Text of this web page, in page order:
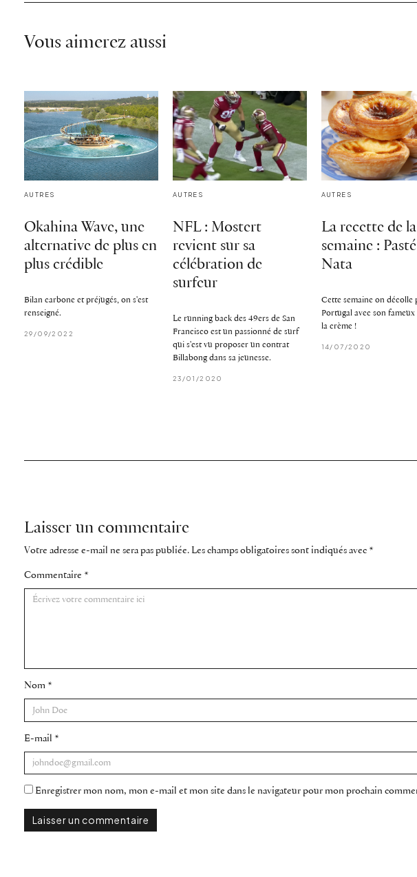
Vous aimerez aussi
AUTRES
Okahina Wave, une
alternative de plus en
plus crédible
Bilan carbone et préjugés, on s'est
renseigné.
29/09/2022
AUTRES
NFL : Mostert
revient sur sa
célébration de
surfeur
Le running back des 49ers de San
Francisco est un passionné de surf
qui s'est vu proposer un contrat
Billabong dans sa jeunesse.
23/01/2020
AUTRES
La recette de la
semaine :
Nata
Cette semaine on décolle
Portugal avec son fameux
la crème !
14/07/2020
Laisser un commentaire
Votre adresse e-mail ne sera pas publiée. Les champs obligatoires sont indiqués avec *
Commentaire *
Nom *
E-mail *
Enregistrer mon nom, mon e-mail et mon site dans le navigateur pour mon prochain